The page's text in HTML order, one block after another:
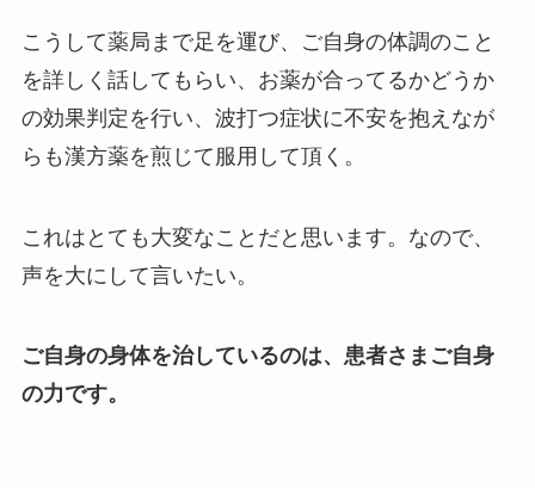
こうして薬局まで足を運び、ご自身の体調のこと
を詳しく話してもらい、お薬が合ってるかどうか
の効果判定を行い、波打つ症状に不安を抱えなが
らも漢方薬を煎じて服用して頂く。
これはとても大変なことだと思います。なので、
声を大にして言いたい。
ご自身の身体を治しているのは、患者さまご自身
の力です。